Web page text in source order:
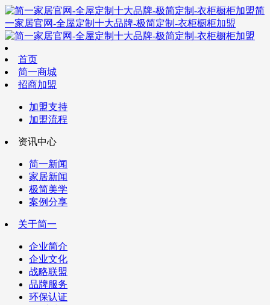
简
一家居官网-全屋定制十大品牌-极简定制-衣柜橱柜加盟
首页
简一商城
招商加盟
加盟支持
加盟流程
资讯中心
简一新闻
家居新闻
极简美学
案例分享
关于简一
企业简介
企业文化
战略联盟
品牌服务
环保认证